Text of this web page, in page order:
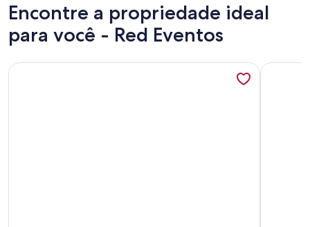
Encontre a propriedade ideal
para você - Red Eventos
Mais informações sobre Guest House Sta Marcelina - Casa
Mais